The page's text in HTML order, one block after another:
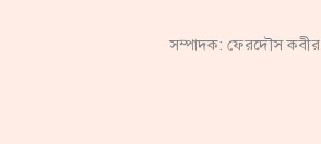
সম্পাদক: ফেরদৌস কবীর